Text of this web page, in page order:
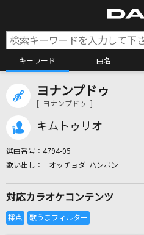
キーワード 曲名
カラオ
ヨナンプドゥ
[ ヨナンプドゥ ]
キムトゥリオ
選曲番号： 4794-05
オッチョダ ハンボン
対応カラオケコンテンツ